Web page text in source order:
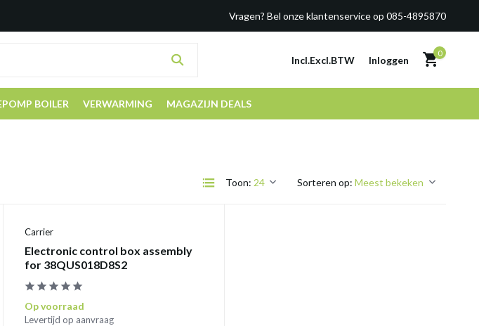
Vragen? Bel onze klantenservice op 085-4895870
Incl.Excl.BTW Inloggen
0
BOILER VERWARMING MAGAZIJN DEALS
Toon: Sorteren op:
Carrier
Electronic control box assembly
for 38QUS018D8S2
Op voorraad
Levertijd op aanvraag